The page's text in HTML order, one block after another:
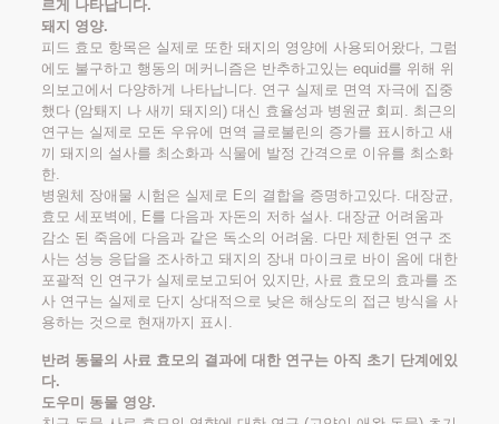
르게 나타납니다.
돼지 영양.
피드 효모 항목은 실제로 또한 돼지의 영양에 사용되어왔다, 그럼
에도 불구하고 행동의 메커니즘은 반추하고있는 equid를 위해 위
의보고에서 다양하게 나타납니다. 연구 실제로 면역 자극에 집중
했다 (암퇘지 나 새끼 돼지의) 대신 효율성과 병원균 회피. 최근의
연구는 실제로 모돈 우유에 면역 글로불린의 증가를 표시하고 새
끼 돼지의 설사를 최소화과 식물에 발정 간격으로 이유를 최소화
한.
병원체 장애물 시험은 실제로 E의 결합을 증명하고있다. 대장균,
효모 세포벽에, E를 다음과 자돈의 저하 설사. 대장균 어려움과
감소 된 죽음에 다음과 같은 독소의 어려움. 다만 제한된 연구 조
사는 성능 응답을 조사하고 돼지의 장내 마이크로 바이 옴에 대한
포괄적 인 연구가 실제로보고되어 있지만, 사료 효모의 효과를 조
사 연구는 실제로 단지 상대적으로 낮은 해상도의 접근 방식을 사
용하는 것으로 현재까지 표시.
반려 동물의 사료 효모의 결과에 대한 연구는 아직 초기 단계에있
다.
도우미 동물 영양.